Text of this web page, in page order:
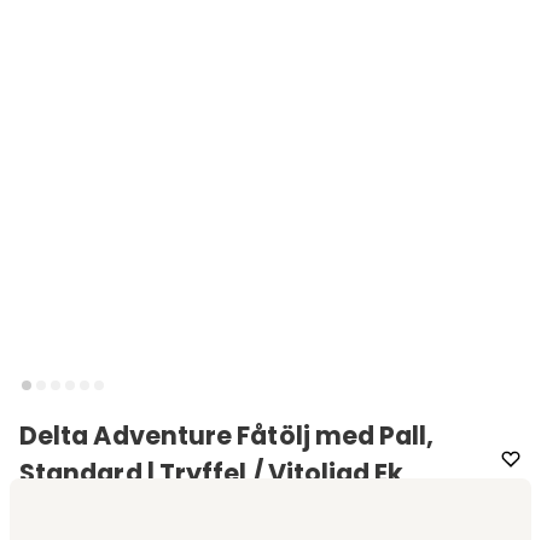
Delta Adventure Fåtölj med Pall,
Standard | Tryffel / Vitoljad Ek